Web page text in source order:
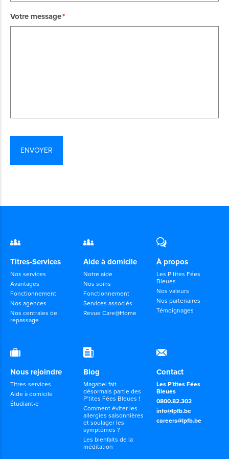
Votre message
Titres-Services
Nos services
Avantages
Fonctionnement
Nos agences
Nos centrales de
repassage
Aide à domicile
Notre aide
Nos soins
Fonctionnement
Services associés
Revue Care@Home
À propos
Les P’tites Fées
Bleues
Nos valeurs
Nos partenaires
Témoignages
Nous rejoindre
Titres-services
Aide à domicile
Étudiant•e
Blog
Magabel fait
désormais partie des
P’tites Fées Bleues !
Comment éviter les
allergies saisonnières
et soulager les
symptômes ?
Les bienfaits de la
méditation
Contact
Les P’tites Fées
Bleues
0800.82.302
info@lpfb.be
careers@lpfb.be